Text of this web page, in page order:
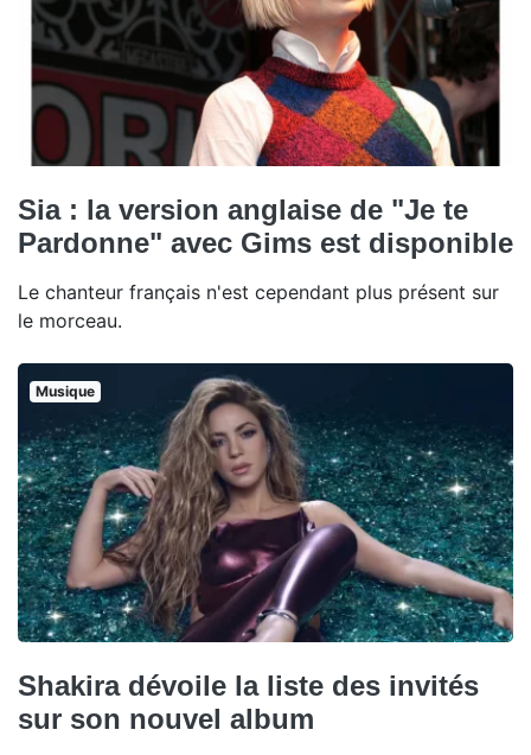
Sia : la version anglaise de "Je te
Pardonne" avec Gims est disponible
Le chanteur français n'est cependant plus présent sur
le morceau.
Musique
Shakira dévoile la liste des invités
sur son nouvel album